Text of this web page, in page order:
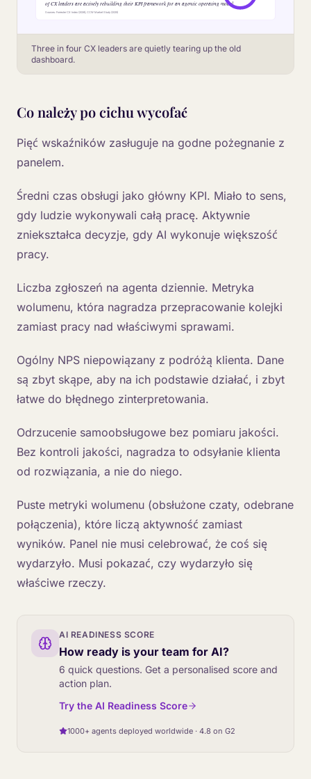
Three in four CX leaders are quietly tearing up the old
dashboard.
Co należy po cichu wycofać
Pięć wskaźników zasługuje na godne pożegnanie z
panelem.
Średni czas obsługi jako główny KPI. Miało to sens,
gdy ludzie wykonywali całą pracę. Aktywnie
zniekształca decyzje, gdy AI wykonuje większość
pracy.
Liczba zgłoszeń na agenta dziennie. Metryka
wolumenu, która nagradza przepracowanie kolejki
zamiast pracy nad właściwymi sprawami.
Ogólny NPS niepowiązany z podróżą klienta. Dane
są zbyt skąpe, aby na ich podstawie działać, i zbyt
łatwe do błędnego zinterpretowania.
Odrzucenie samoobsługowe bez pomiaru jakości.
Bez kontroli jakości, nagradza to odsyłanie klienta
od rozwiązania, a nie do niego.
Puste metryki wolumenu (obsłużone czaty, odebrane
połączenia), które liczą aktywność zamiast
wyników. Panel nie musi celebrować, że coś się
wydarzyło. Musi pokazać, czy wydarzyło się
właściwe rzeczy.
AI READINESS SCORE
How ready is your team for AI?
6 quick questions. Get a personalised score and
action plan.
Try the AI Readiness Score
1000+ agents deployed worldwide · 4.8 on G2